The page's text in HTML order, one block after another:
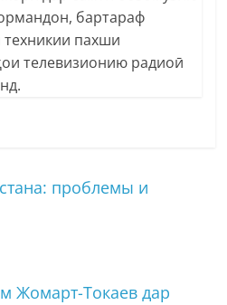
бартараф
пахши
телевизионию радиоӣ
проблемы и
Жомарт-Токаев дар